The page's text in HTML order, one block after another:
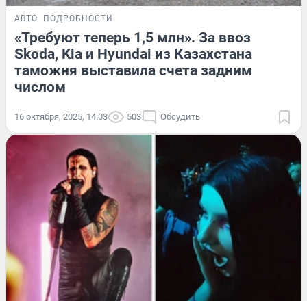
АВТО ПОДРОБНОСТИ
«Требуют теперь 1,5 млн». За ввоз
Skoda, Kia и Hyundai из Казахстана
таможня выставила счета задним
числом
16 октября, 2025, 14:03 503 Обсудить